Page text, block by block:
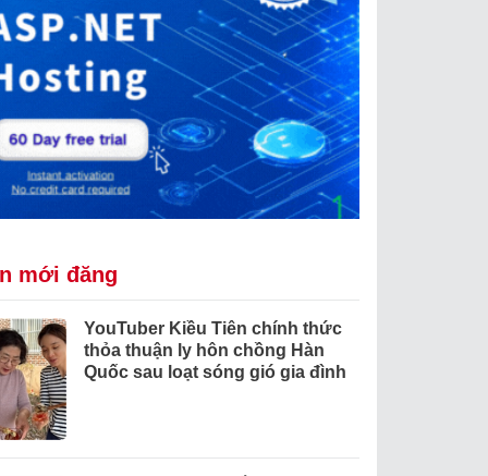
mới đăng
YouTuber Kiều Tiên chính thức
thỏa thuận ly hôn chồng Hàn
Quốc sau loạt sóng gió gia đình